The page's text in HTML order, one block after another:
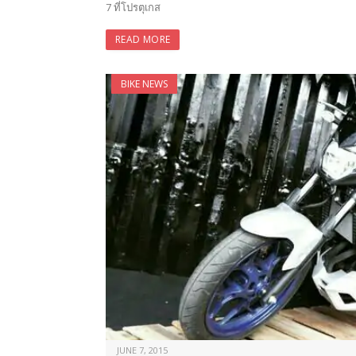
7 ที่โปรตุเกส
READ MORE
BIKE NEWS
JUNE 7, 2015